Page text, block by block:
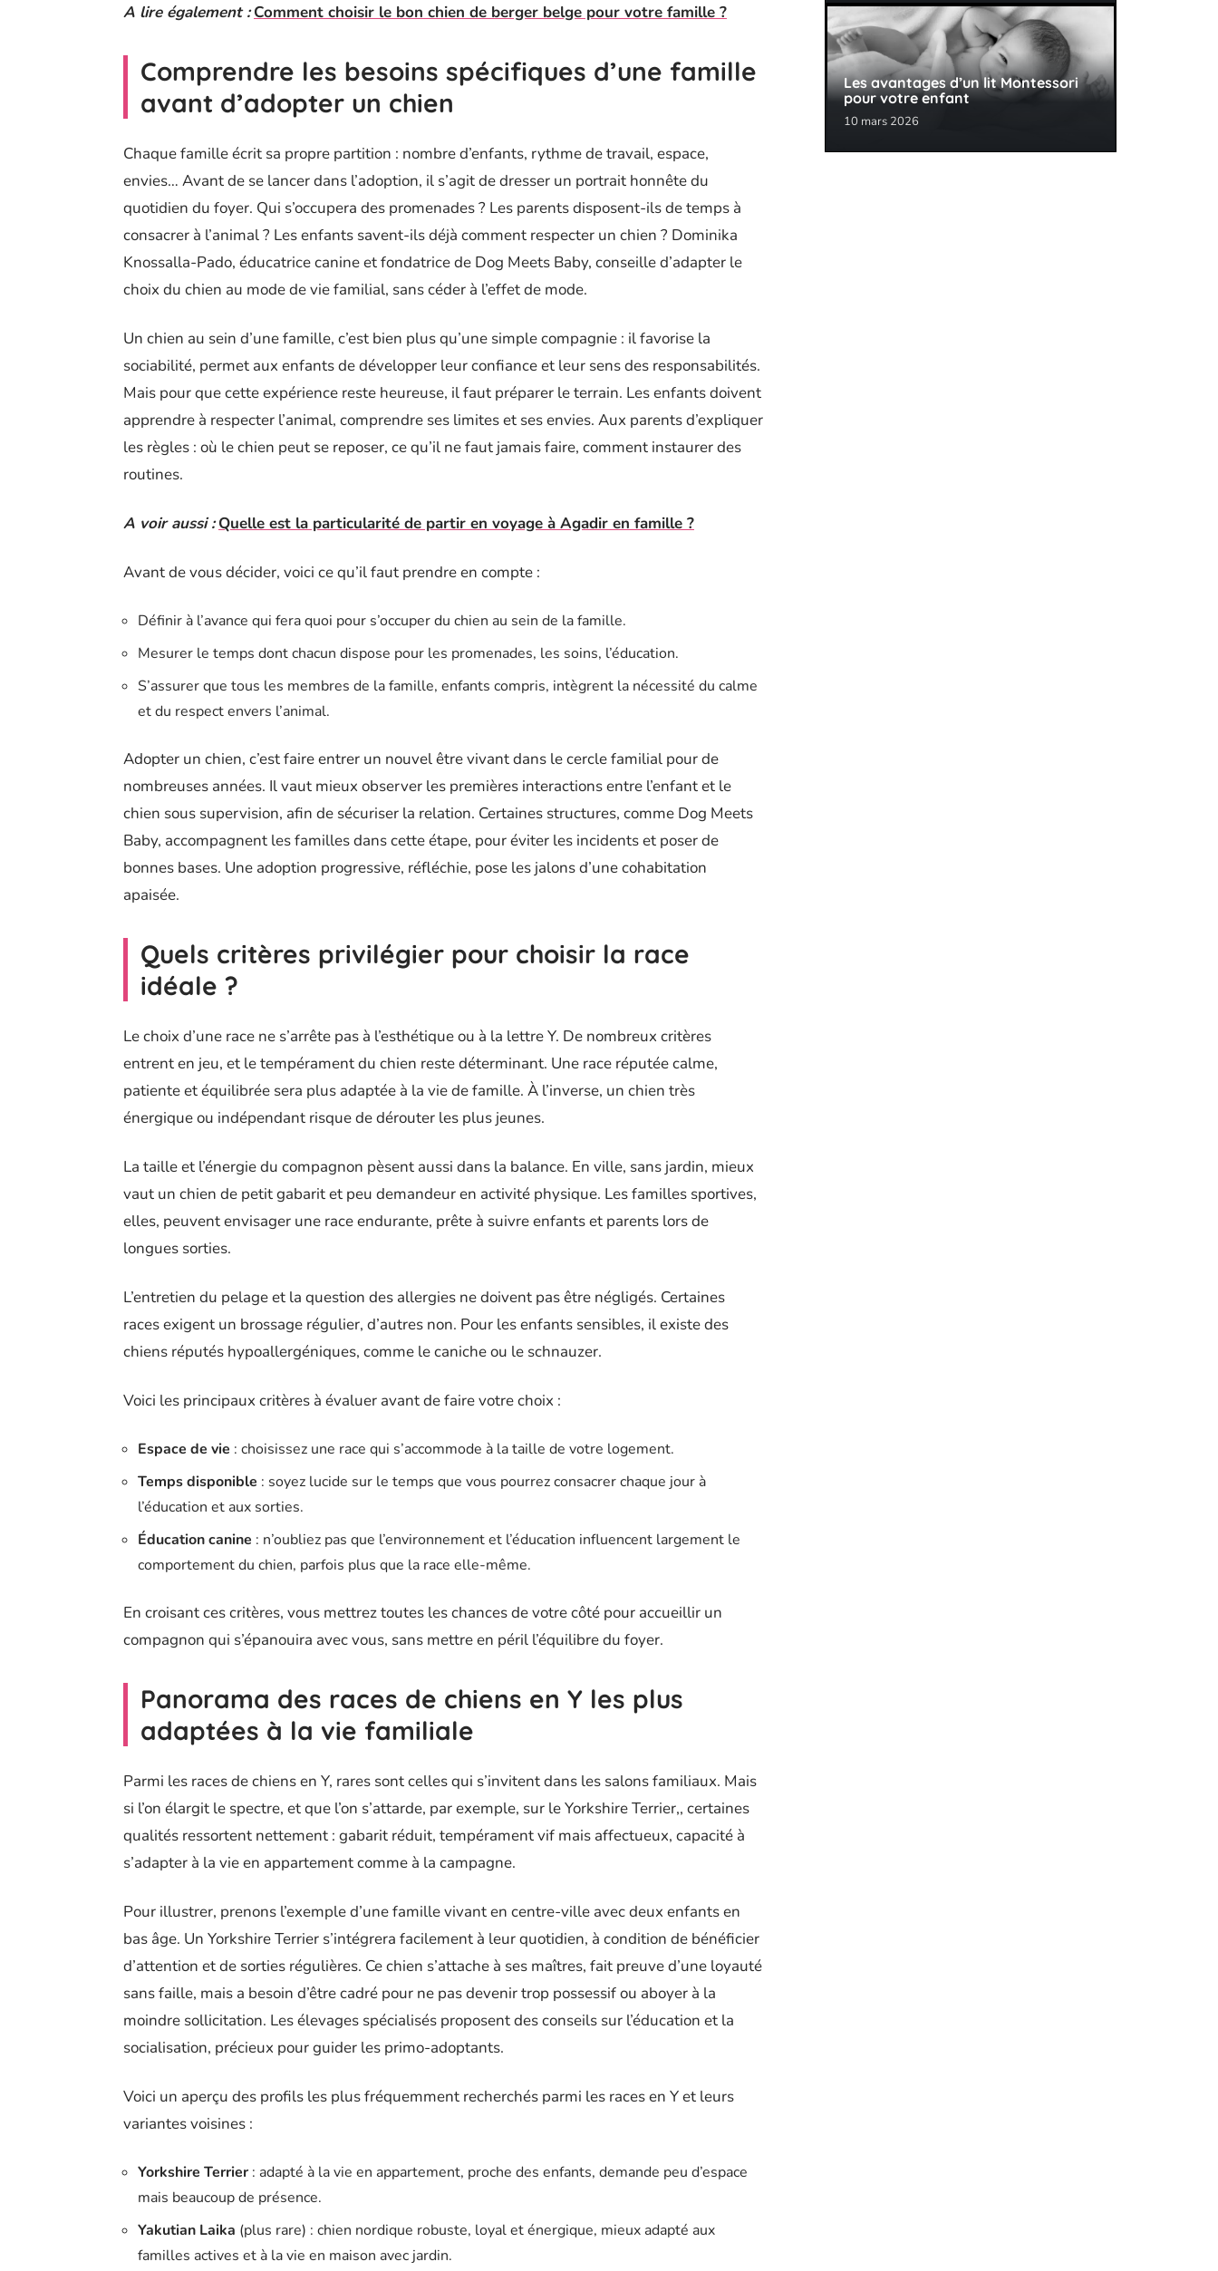
A lire également : Comment choisir le bon chien de berger belge pour votre famille ?
Comprendre les besoins spécifiques d’une famille
avant d’adopter un chien
Chaque famille écrit sa propre partition : nombre d’enfants, rythme de travail, espace,
envies… Avant de se lancer dans l’adoption, il s’agit de dresser un portrait honnête du
quotidien du foyer. Qui s’occupera des promenades ? Les parents disposent-ils de temps à
consacrer à l’animal ? Les enfants savent-ils déjà comment respecter un chien ? Dominika
Knossalla-Pado, éducatrice canine et fondatrice de Dog Meets Baby, conseille d’adapter le
choix du chien au mode de vie familial, sans céder à l’effet de mode.
Un chien au sein d’une famille, c’est bien plus qu’une simple compagnie : il favorise la
sociabilité, permet aux enfants de développer leur confiance et leur sens des responsabilités.
Mais pour que cette expérience reste heureuse, il faut préparer le terrain. Les enfants doivent
apprendre à respecter l’animal, comprendre ses limites et ses envies. Aux parents d’expliquer
les règles : où le chien peut se reposer, ce qu’il ne faut jamais faire, comment instaurer des
routines.
A voir aussi : Quelle est la particularité de partir en voyage à Agadir en famille ?
Avant de vous décider, voici ce qu’il faut prendre en compte :
Définir à l’avance qui fera quoi pour s’occuper du chien au sein de la famille.
Mesurer le temps dont chacun dispose pour les promenades, les soins, l’éducation.
S’assurer que tous les membres de la famille, enfants compris, intègrent la nécessité du calme
et du respect envers l’animal.
Adopter un chien, c’est faire entrer un nouvel être vivant dans le cercle familial pour de
nombreuses années. Il vaut mieux observer les premières interactions entre l’enfant et le
chien sous supervision, afin de sécuriser la relation. Certaines structures, comme Dog Meets
Baby, accompagnent les familles dans cette étape, pour éviter les incidents et poser de
bonnes bases. Une adoption progressive, réfléchie, pose les jalons d’une cohabitation
apaisée.
Quels critères privilégier pour choisir la race
idéale ?
Le choix d’une race ne s’arrête pas à l’esthétique ou à la lettre Y. De nombreux critères
entrent en jeu, et le tempérament du chien reste déterminant. Une race réputée calme,
patiente et équilibrée sera plus adaptée à la vie de famille. À l’inverse, un chien très
énergique ou indépendant risque de dérouter les plus jeunes.
La taille et l’énergie du compagnon pèsent aussi dans la balance. En ville, sans jardin, mieux
vaut un chien de petit gabarit et peu demandeur en activité physique. Les familles sportives,
elles, peuvent envisager une race endurante, prête à suivre enfants et parents lors de
longues sorties.
L’entretien du pelage et la question des allergies ne doivent pas être négligés. Certaines
races exigent un brossage régulier, d’autres non. Pour les enfants sensibles, il existe des
chiens réputés hypoallergéniques, comme le caniche ou le schnauzer.
Voici les principaux critères à évaluer avant de faire votre choix :
Espace de vie : choisissez une race qui s’accommode à la taille de votre logement.
Temps disponible : soyez lucide sur le temps que vous pourrez consacrer chaque jour à
l’éducation et aux sorties.
Éducation canine : n’oubliez pas que l’environnement et l’éducation influencent largement le
comportement du chien, parfois plus que la race elle-même.
En croisant ces critères, vous mettrez toutes les chances de votre côté pour accueillir un
compagnon qui s’épanouira avec vous, sans mettre en péril l’équilibre du foyer.
Panorama des races de chiens en Y les plus
adaptées à la vie familiale
Parmi les races de chiens en Y, rares sont celles qui s’invitent dans les salons familiaux. Mais
si l’on élargit le spectre, et que l’on s’attarde, par exemple, sur le Yorkshire Terrier,, certaines
qualités ressortent nettement : gabarit réduit, tempérament vif mais affectueux, capacité à
s’adapter à la vie en appartement comme à la campagne.
Pour illustrer, prenons l’exemple d’une famille vivant en centre-ville avec deux enfants en
bas âge. Un Yorkshire Terrier s’intégrera facilement à leur quotidien, à condition de bénéficier
d’attention et de sorties régulières. Ce chien s’attache à ses maîtres, fait preuve d’une loyauté
sans faille, mais a besoin d’être cadré pour ne pas devenir trop possessif ou aboyer à la
moindre sollicitation. Les élevages spécialisés proposent des conseils sur l’éducation et la
socialisation, précieux pour guider les primo-adoptants.
Voici un aperçu des profils les plus fréquemment recherchés parmi les races en Y et leurs
variantes voisines :
Yorkshire Terrier : adapté à la vie en appartement, proche des enfants, demande peu d’espace
mais beaucoup de présence.
Yakutian Laika (plus rare) : chien nordique robuste, loyal et énergique, mieux adapté aux
familles actives et à la vie en maison avec jardin.
Les avantages d’un lit Montessori
pour votre enfant
10 mars 2026